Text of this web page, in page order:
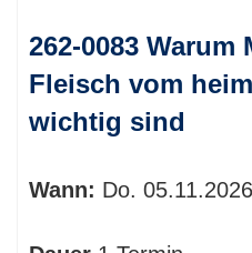
262-0083 Warum
Fleisch vom
wichtig sind
Wann: Do.